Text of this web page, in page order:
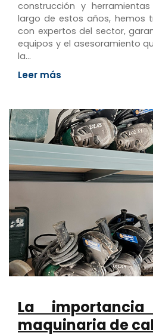
construcción y
largo de estos años, hemos
con expertos del sector,
equipos y el asesoramiento
la…
Leer más
La
maquinaria de